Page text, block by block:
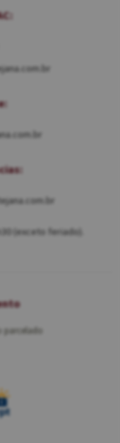
(exceto feriado).
parcelado